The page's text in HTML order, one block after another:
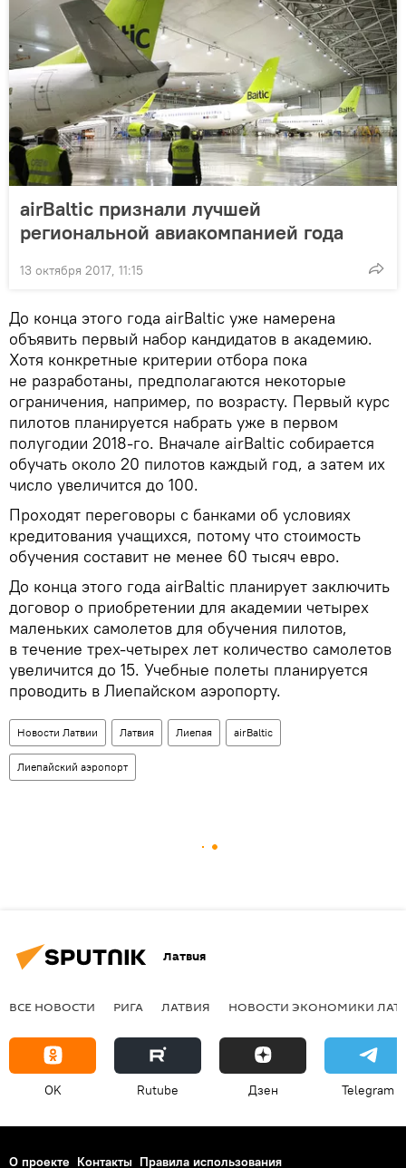
airBaltic признали лучшей
региональной авиакомпанией года
13 октября 2017, 11:15
До конца этого года airBaltic уже намерена
объявить первый набор кандидатов в академию.
Хотя конкретные критерии отбора пока
не разработаны, предполагаются некоторые
ограничения, например, по возрасту. Первый курс
пилотов планируется набрать уже в первом
полугодии 2018-го. Вначале airBaltic собирается
обучать около 20 пилотов каждый год, а затем их
число увеличится до 100.
Проходят переговоры с банками об условиях
кредитования учащихся, потому что стоимость
обучения составит не менее 60 тысяч евро.
До конца этого года airBaltic планирует заключить
договор о приобретении для академии четырех
маленьких самолетов для обучения пилотов,
в течение трех-четырех лет количество самолетов
увеличится до 15. Учебные полеты планируется
проводить в Лиепайском аэропорту.
Новости Латвии Латвия Лиепая airBaltic
Лиепайский аэропорт
Латвия
ВСЕ НОВОСТИ РИГА ЛАТВИЯ НОВОСТИ ЭКОНОМИКИ
OK Rutube Дзен Telegram
О проекте Контакты Правила использования